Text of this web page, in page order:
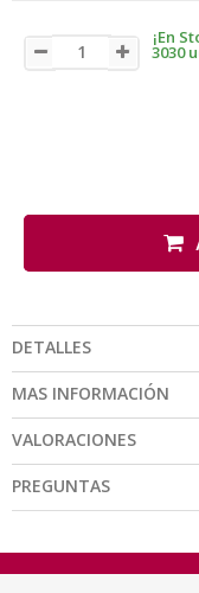
¡En
3030
DETALLES
MAS INFORMACIÓN
VALORACIONES
PREGUNTAS